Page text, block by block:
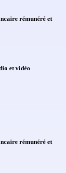
rémunéré et
et vidéo
rémunéré et